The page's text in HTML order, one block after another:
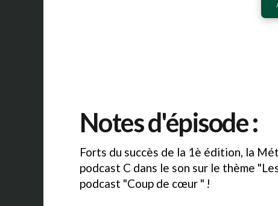
Notes d'épisode :
Forts du succès de la 1è édition, la
podcast C dans le son sur le thème
podcast "Coup de cœur " !